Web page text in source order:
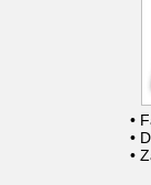
•
•
•